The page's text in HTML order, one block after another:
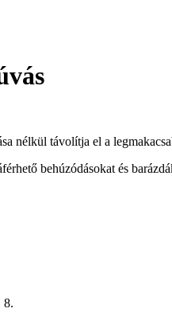
nélkül távolítja el a
behúzódásokat és
8.